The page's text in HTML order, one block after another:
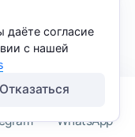
статья
для добычи
даёте согласие
с нашей
Отказаться
WhatsApp